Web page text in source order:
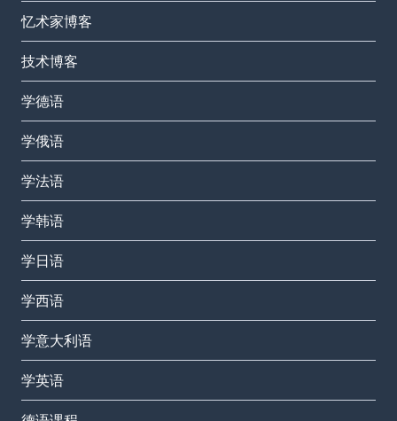
忆术家博客
技术博客
学德语
学俄语
学法语
学韩语
学日语
学西语
学意大利语
学英语